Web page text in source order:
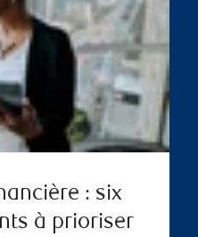
: six
à prioriser